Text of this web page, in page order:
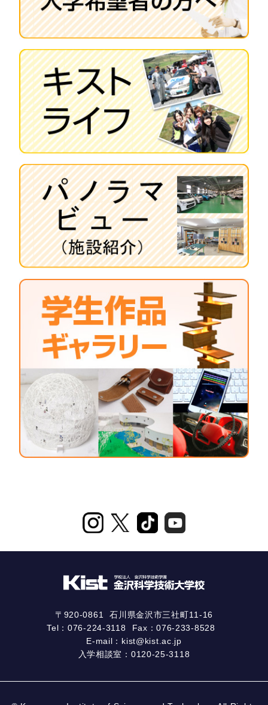
〒920-0861
石川県金沢市三社町11-16
Tel：076-224-3118
Fax：076-233-8528
E-mail： kist@kist.ac.jp
入学相談室： 0120-25-3118